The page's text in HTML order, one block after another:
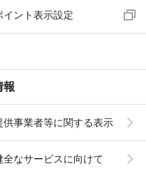
イント表示設定
報
供事業者等に関する表示
全なサービスに向けて